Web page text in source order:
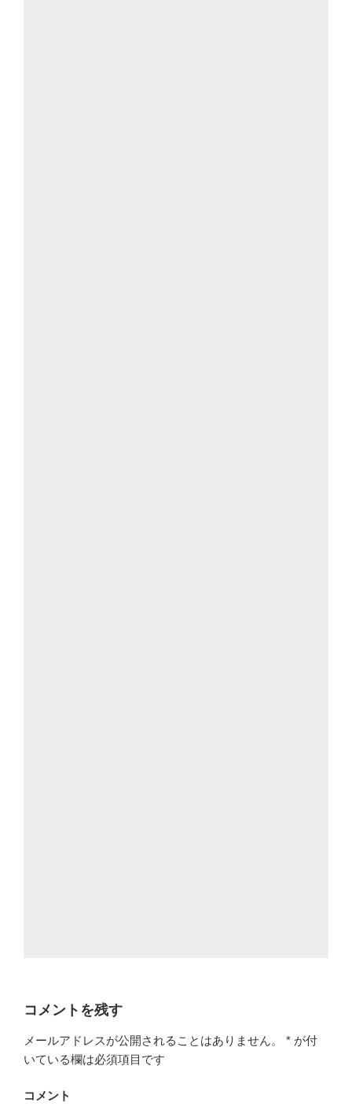
コメントを残す
メールアドレスが公開されることはありません。 * が付
いている欄は必須項目です
コメント